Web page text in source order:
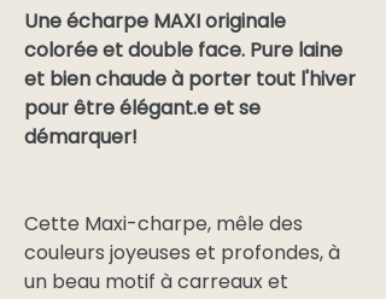
Une écharpe MAXI originale
colorée et double face. Pure laine
et bien chaude à porter tout l'hiver
pour être élégant.e et se
démarquer!
Cette Maxi-charpe, mêle des
couleurs joyeuses et profondes, à
un beau motif à carreaux et